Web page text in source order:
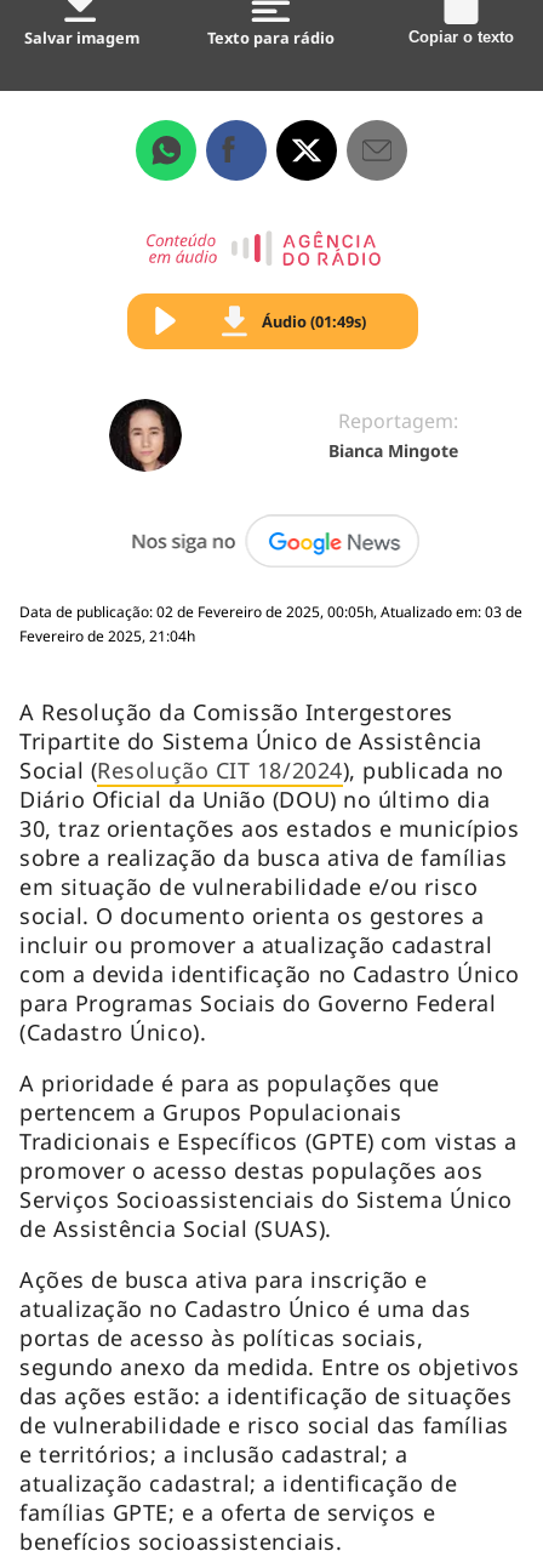
Salvar imagem Texto para rádio Copiar o texto
Áudio (01:49s)
Reportagem:
Bianca Mingote
Data de publicação: 02 de Fevereiro de 2025, 00:05h, Atualizado em: 03 de
Fevereiro de 2025, 21:04h
A Resolução da Comissão Intergestores
Tripartite do Sistema Único de Assistência
Social (Resolução CIT 18/2024), publicada no
Diário Oficial da União (DOU) no último dia
30, traz orientações aos estados e municípios
sobre a realização da busca ativa de famílias
em situação de vulnerabilidade e/ou risco
social. O documento orienta os gestores a
incluir ou promover a atualização cadastral
com a devida identificação no Cadastro Único
para Programas Sociais do Governo Federal
(Cadastro Único).
A prioridade é para as populações que
pertencem a Grupos Populacionais
Tradicionais e Específicos (GPTE) com vistas a
promover o acesso destas populações aos
Serviços Socioassistenciais do Sistema Único
de Assistência Social (SUAS).
Ações de busca ativa para inscrição e
atualização no Cadastro Único é uma das
portas de acesso às políticas sociais,
segundo anexo da medida. Entre os objetivos
das ações estão: a identificação de situações
de vulnerabilidade e risco social das famílias
e territórios; a inclusão cadastral; a
atualização cadastral; a identificação de
famílias GPTE; e a oferta de serviços e
benefícios socioassistenciais.